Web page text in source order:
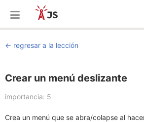
regresar a la lección
Crear un menú deslizante
importancia: 5
Crea un menú que se abra/colapse al